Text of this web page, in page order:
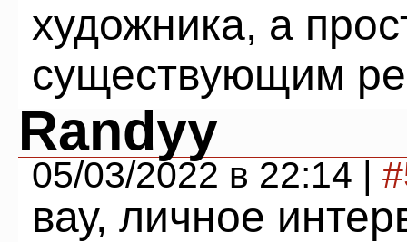
художника, а
существующим
Randyy
05/03/2022 в 22:14 |
вау, личное